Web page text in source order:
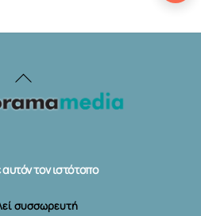
Back
To
αυτόν τον ιστότοπο
συσσωρευτή